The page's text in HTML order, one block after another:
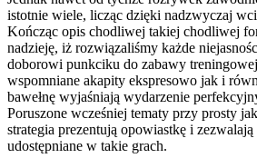
istotnie wiele, licząc dzięki nadzwyczaj
Kończąc opis chodliwej takiej chodliwej
nadzieję, iż rozwiązaliśmy każde
doborowi punkciku do zabawy
wspomniane akapity ekspresowo jak i
bawełnę wyjaśniają wydarzenie
Poruszone wcześniej tematy przy prosty
strategia prezentują opowiastkę i
udostępniane w takie grach.